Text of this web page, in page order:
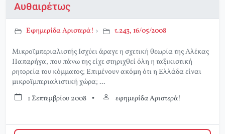
Αυθαιρέτως
Εφημερίδα Αριστερά! › τ.243, 16/05/2008
Μικροϊμπεριαλιστής Ισχύει άραγε η σχετική θεωρία της Αλέκας
Παπαρήγα, που πάνω της είχε στηριχθεί όλη η ταξικιστική
ρητορεία του κόμματος; Επιμένουν ακόμη ότι η Ελλάδα είναι
μικροϊμπεριαλιστική χώρα; ...
1 Σεπτεμβρίου 2008 • εφημερίδα Αριστερά!